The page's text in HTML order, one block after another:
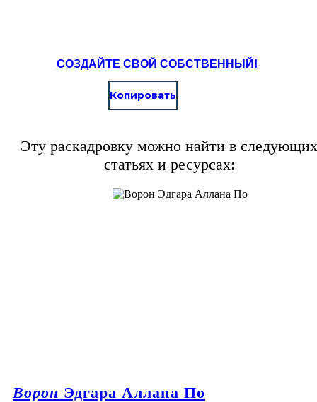
СОЗДАЙТЕ СВОЙ СОБСТВЕННЫЙ!
Копировать
Эту раскадровку можно найти в следующих
статьях и ресурсах:
Ворон Эдгара Аллана По